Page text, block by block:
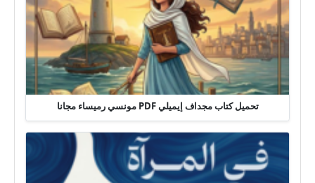
تحميل كتاب مجداف إيميلي PDF مونسي رميساء مجانا